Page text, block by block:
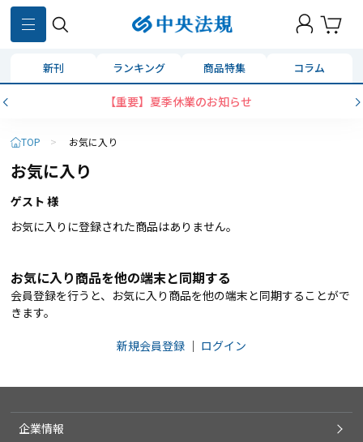
新刊 ランキング 商品特集 コラム
【重要】夏季休業のお知らせ
TOP > お気に入り
お気に入り
ゲスト 様
お気に入りに登録された商品はありません。
お気に入り商品を他の端末と同期する
会員登録を行うと、お気に入り商品を他の端末と同期することがで
きます。
新規会員登録 ｜ ログイン
企業情報